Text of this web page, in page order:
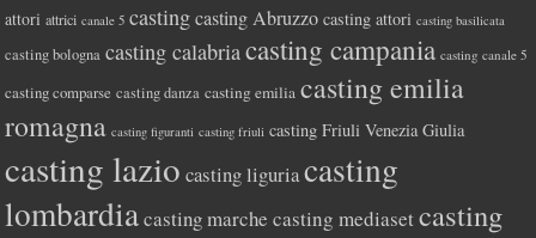
attori attrici canale 5 casting casting Abruzzo casting attori casting basilicata
casting bologna casting calabriacasting campania casting canale 5
casting comparse casting danza casting emilia casting emilia
romagna casting figuranti casting friuli casting Friuli Venezia Giulia
casting lazio casting liguriacasting
lombardiacasting marche casting mediasetcasting